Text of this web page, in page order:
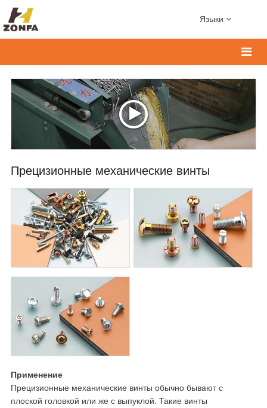
Языки
Прецизионные механические винты
Применение
Прецизионные механические винты обычно бывают с
плоской головкой или же с выпуклой. Такие винты